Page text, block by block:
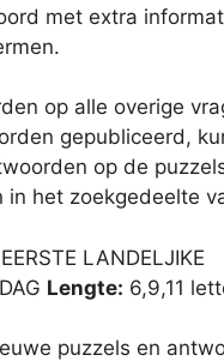
met extra
op alle overige
gepubliceerd,
op de
in het zoekgedeelte
EERSTE LANDELJIKE
Lengte: 6,9,11
puzzels en